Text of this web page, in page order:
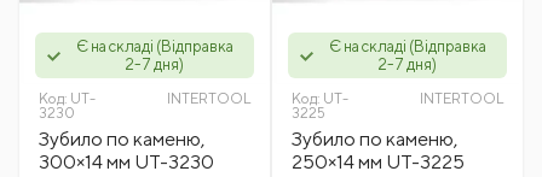
Є на складі (Відправка
2-7 дня)
Код: UT-
3230
INTERTOOL
Зубило по каменю,
300×14 мм UT-3230
Є на складі (Відправка
2-7 дня)
Код: UT-
3225
INTERTOOL
Зубило по каменю,
250×14 мм UT-3225